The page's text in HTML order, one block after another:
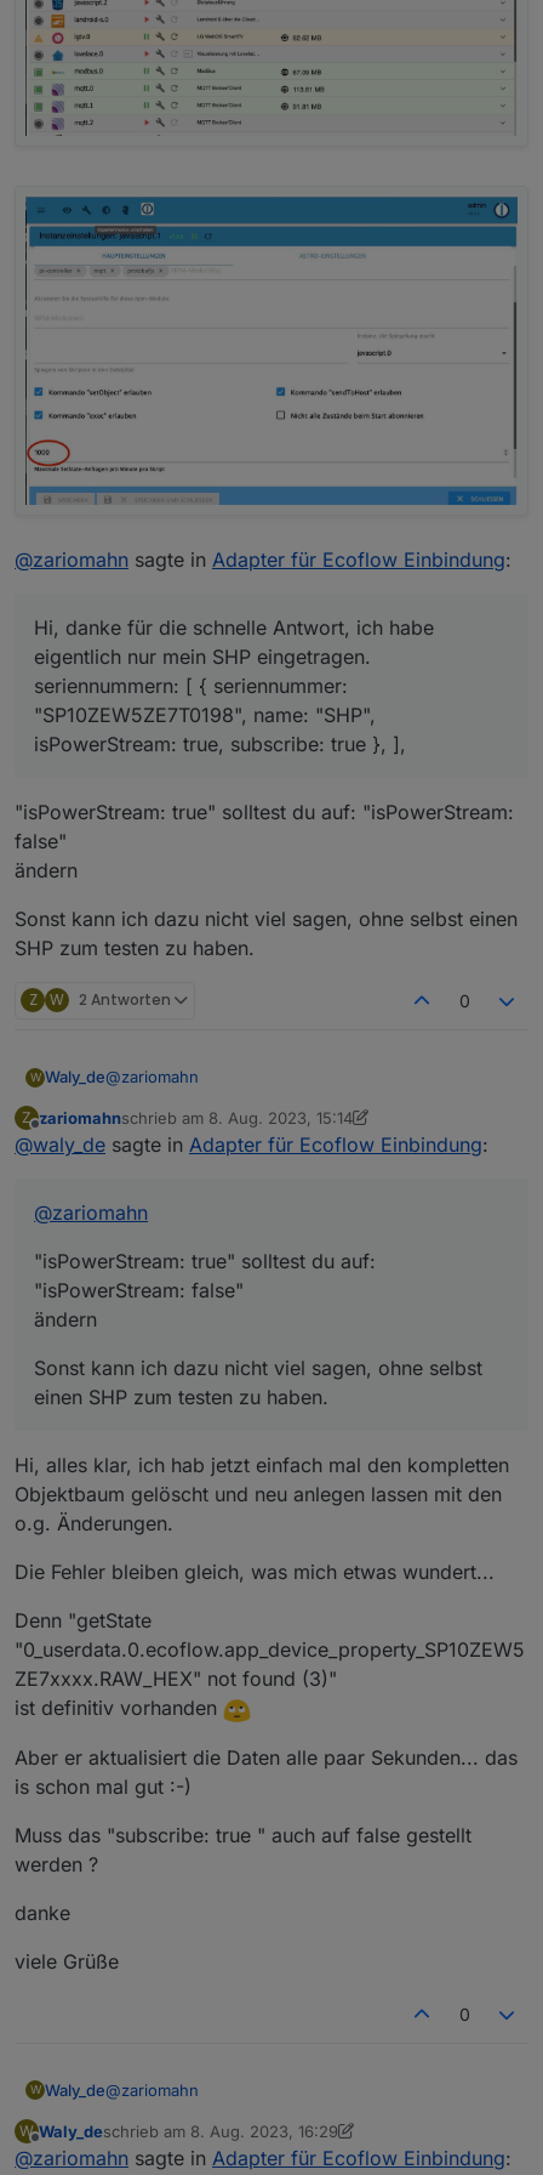
Später würde ich vielleicht die Deltas nicht
subscriben, wenn Du die Daten nicht dringend
brauchst.
Wenn dieser Fehler auftritt, musst du das
Skript neu starten.
@zariomahn sagte in Adapter für Ecoflow Einbindung:
Hi, danke für die schnelle Antwort, ich habe
eigentlich nur mein SHP eingetragen.
seriennummern: [ { seriennummer:
"SP10ZEW5ZE7T0198", name: "SHP",
isPowerStream: true, subscribe: true }, ],
"isPowerStream: true" solltest du auf: "isPowerStream:
false"
ändern
Sonst kann ich dazu nicht viel sagen, ohne selbst einen
SHP zum testen zu haben.
Z W 2 Antworten 0
W Waly_de@zariomahn
@zariomahn sagte inAdapter für Ecoflow Einbindung
Hi, danke für die schnelle Antwort, ich habe
eigentlich nur mein SHP eingetragen.
seriennummern: [ { seriennummer:
isPowerStream: true, subscribe: true }, ],
"isPowerStream: true" solltest du auf:
ändern
Sonst kann ich dazu nicht viel sagen, ohne selbst
Z
Offline
zariomahnschrieb am 8. Aug. 2023, 15:14
zuletzt editiert von zariomahn8. Aug. 2023, 17:18
@waly_de sagte in Adapter für Ecoflow Einbindung:
@zariomahn
"isPowerStream: true" solltest du auf:
"isPowerStream: false"
ändern
Sonst kann ich dazu nicht viel sagen, ohne selbst
einen SHP zum testen zu haben.
Hi, alles klar, ich hab jetzt einfach mal den kompletten
Objektbaum gelöscht und neu anlegen lassen mit den
o.g. Änderungen.
Die Fehler bleiben gleich, was mich etwas wundert...
Denn "getState
"0_userdata.0.ecoflow.app_device_property_SP10ZEW5
ZE7xxxx.RAW_HEX" not found (3)"
ist definitiv vorhanden
Aber er aktualisiert die Daten alle paar Sekunden... das
is schon mal gut :-)
Muss das "subscribe: true " auch auf false gestellt
werden ?
danke
viele Grüße
0
W Waly_de@zariomahn
W
Offline
Waly_deschrieb am 8. Aug. 2023, 16:29
zuletzt editiert von Waly_de8. Aug. 2023, 19:13
@zariomahn sagte in Adapter für Ecoflow Einbindung: